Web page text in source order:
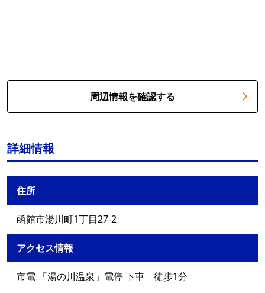
周辺情報を確認する
詳細情報
住所
函館市湯川町1丁目27-2
アクセス情報
市電 「湯の川温泉」電停 下車 徒歩1分